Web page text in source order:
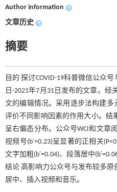
Author information +
文章历史 +
摘要
目的 探讨COVID-19科普微信公众
日-2021年7月31日发布的文章。
文的编辑情况。采用逐步法构建多
评价不同影响因素的作用大小。结
呈右偏态分布。公众号WCI和文章
视频号(b′=0.23)呈显著的正相关
文字加粗(b′=0.04)、段落居中
结论 高影响力公众号与发布较多
居中、插入视频和音乐。